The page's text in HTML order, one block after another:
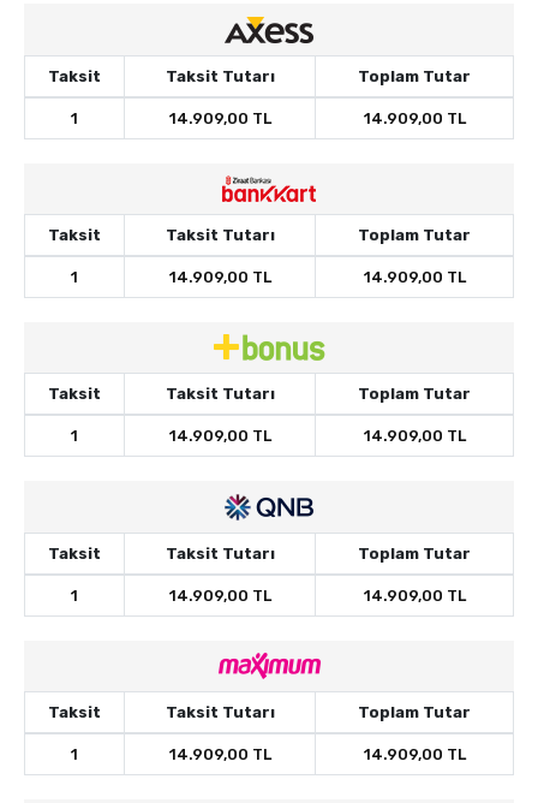
Taksit Taksit Tutarı Toplam Tutar
1 14.909,00 TL 14.909,00 TL
Taksit Taksit Tutarı Toplam Tutar
1 14.909,00 TL 14.909,00 TL
Taksit Taksit Tutarı Toplam Tutar
1 14.909,00 TL 14.909,00 TL
Taksit Taksit Tutarı Toplam Tutar
1 14.909,00 TL 14.909,00 TL
Taksit Taksit Tutarı Toplam Tutar
1 14.909,00 TL 14.909,00 TL